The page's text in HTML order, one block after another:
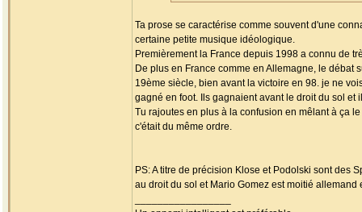
Ta prose se caractérise comme souvent d'une
certaine petite musique idéologique.
Premièrement la France depuis 1998 a connu de
De plus en France comme en Allemagne, le
19ème siècle, bien avant la victoire en 98. je ne
gagné en foot. Ils gagnaient avant le droit du sol et
Tu rajoutes en plus à la confusion en mêlant à ça
c'était du même ordre.
PS: A titre de précision Klose et Podolski sont des
au droit du sol et Mario Gomez est moitié allemand